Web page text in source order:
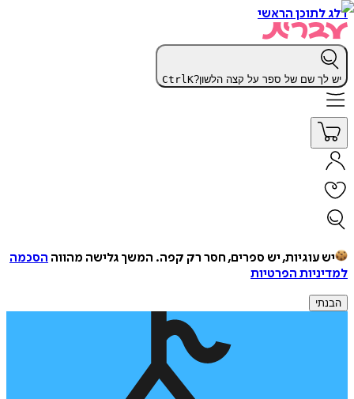
דלג לתוכן הראשי
יש לך שם של ספר על קצה הלשון? CtrlK
יש עוגיות, יש ספרים, חסר רק קפה. המשך גלישה מהווה הסכמה
למדיניות הפרטיות
הבנתי